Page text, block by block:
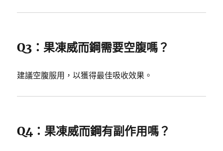
Q3：果凍威而鋼需要空腹嗎？
建議空腹服用，以獲得最佳吸收效果。
Q4：果凍威而鋼有副作用嗎？